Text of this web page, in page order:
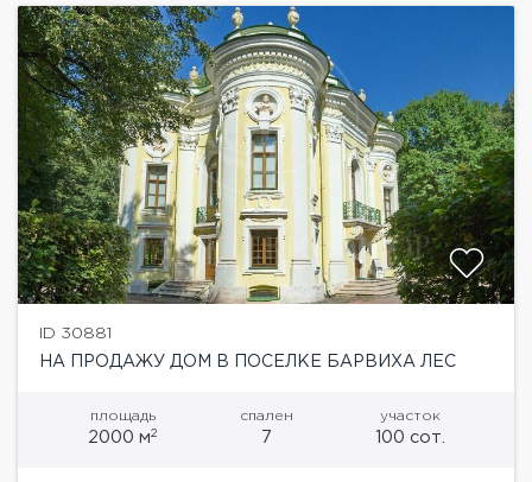
ID 30881
НА ПРОДАЖУ ДОМ В ПОСЕЛКЕ БАРВИХА ЛЕС
площадь
2000 м2
спален
7
участок
100 сот.